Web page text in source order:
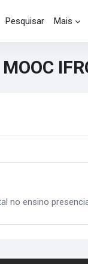
Pesquisar Mais
no ensino